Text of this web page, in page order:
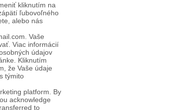
kliknutím na
ľubovoľného
alebo nás
Vaše
Viac informácií
údajov
Kliknutím
že Vaše údaje
týmito
platform. By
acknowledge
to